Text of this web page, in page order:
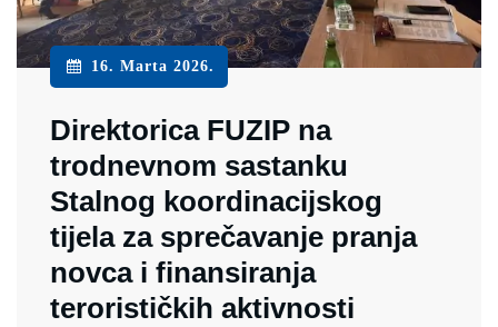
16. Marta 2026.
Direktorica FUZIP na
trodnevnom sastanku
Stalnog koordinacijskog
tijela za sprečavanje pranja
novca i finansiranja
terorističkih aktivnosti